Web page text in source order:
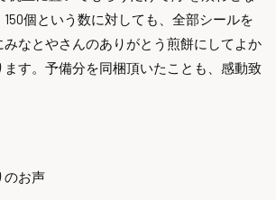
個という数に対しても、全部シールを
なとやさんのありがとう煎餅にしてよか
ます。予備分を同梱頂いたことも、感動致
のお声